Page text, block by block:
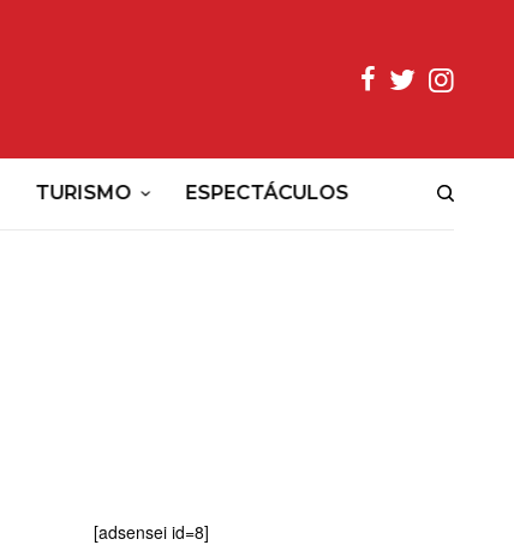
TURISMO ESPECTÁCULOS
[adsensei id=8]